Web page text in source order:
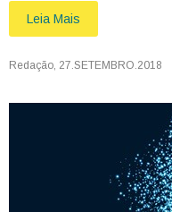
Leia Mais
Redação 27.SETEMBRO.2018